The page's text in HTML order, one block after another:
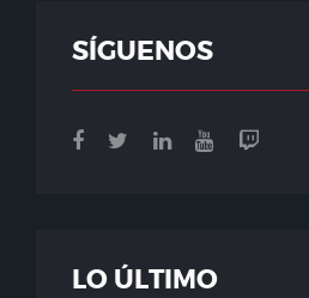
SÍGUENOS
LO ÚLTIMO